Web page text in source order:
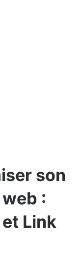
son
:
Link